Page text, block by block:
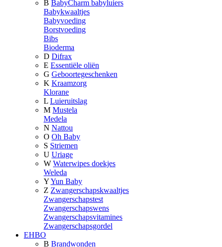
B BabyCharm babyluiers
Babykwaaltjes
Babyvoeding
Borstvoeding
Bibs
Bioderma
D Difrax
E Essentiële oliën
G Geboortegeschenken
K Kraamzorg
Klorane
L Luieruitslag
M Mustela
Medela
N Nattou
O Oh Baby
S Striemen
U Uriage
W Waterwipes doekjes
Weleda
YYun Baby
Z Zwangerschapskwaaltjes
Zwangerschapstest
Zwangerschapswens
Zwangerschapsvitamines
Zwangerschapsgordel
EHBO
B Brandwonden